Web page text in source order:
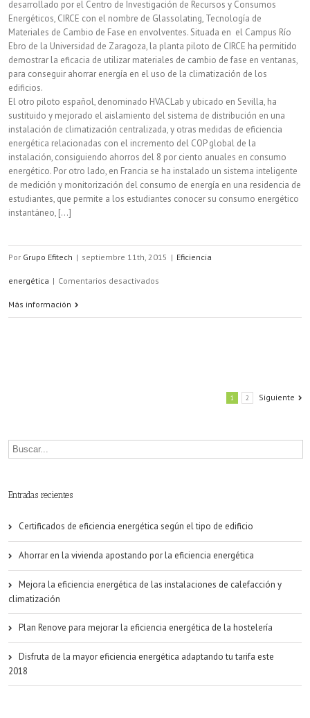
desarrollado por el Centro de Investigación de Recursos y Consumos
Energéticos, CIRCE con el nombre de Glassolating, Tecnología de
Materiales de Cambio de Fase en envolventes. Situada en el Campus Río
Ebro de la Universidad de Zaragoza, la planta piloto de CIRCE ha permitido
demostrar la eficacia de utilizar materiales de cambio de fase en ventanas,
para conseguir ahorrar energía en el uso de la climatización de los
edificios.
El otro piloto español, denominado HVACLab y ubicado en Sevilla, ha
sustituido y mejorado el aislamiento del sistema de distribución en una
instalación de climatización centralizada, y otras medidas de eficiencia
energética relacionadas con el incremento del COP global de la
instalación, consiguiendo ahorros del 8 por ciento anuales en consumo
energético. Por otro lado, en Francia se ha instalado un sistema inteligente
de medición y monitorización del consumo de energía en una residencia de
estudiantes, que permite a los estudiantes conocer su consumo energético
instantáneo, [...]
Por Grupo Efitech | septiembre 11th, 2015 | Eficiencia
energética | Comentarios desactivados
Más información
1 2 Siguiente
Entradas recientes
Certificados de eficiencia energética según el tipo de edificio
Ahorrar en la vivienda apostando por la eficiencia energética
Mejora la eficiencia energética de las instalaciones de calefacción y
climatización
Plan Renove para mejorar la eficiencia energética de la hostelería
Disfruta de la mayor eficiencia energética adaptando tu tarifa este
2018